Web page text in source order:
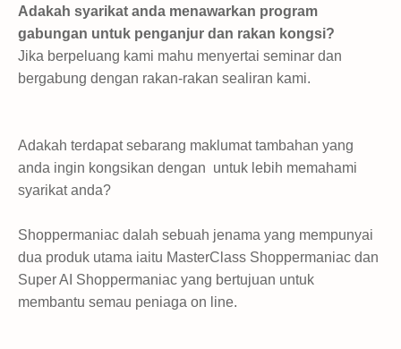
Adakah syarikat anda menawarkan program
gabungan untuk penganjur dan rakan kongsi?
Jika berpeluang kami mahu menyertai seminar dan
bergabung dengan rakan-rakan sealiran kami.
Adakah terdapat sebarang maklumat tambahan yang
anda ingin kongsikan dengan untuk lebih memahami
syarikat anda?
Shoppermaniac dalah sebuah jenama yang mempunyai
dua produk utama iaitu MasterClass Shoppermaniac dan
Super AI Shoppermaniac yang bertujuan untuk
membantu semau peniaga on line.